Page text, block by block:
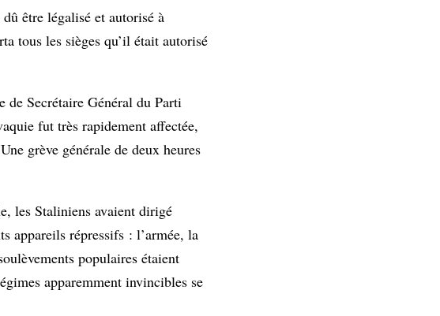
être légalisé et autorisé à
tous les sièges qu’il était autorisé
de Secrétaire Général du Parti
fut très rapidement affectée,
grève générale de deux heures
les Staliniens avaient dirigé
appareils répressifs : l’armée, la
populaires étaient
apparemment invincibles se